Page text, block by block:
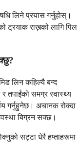
लिने प्रयास गर्नुहोस्।
ट्रयाक राख्नको लागि पिल
लिन कहिल्यै बन्द
तपाईंको समग्र स्वास्थ्य
गर्नुहुनेछ। अचानक रोक्दा
बिग्रन सक्छ।
सट्टा धेरै हप्ताहरूमा